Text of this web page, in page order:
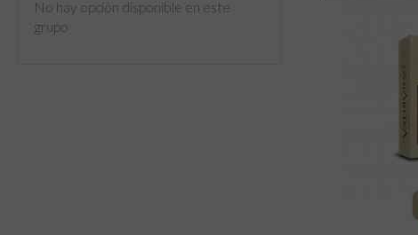
No hay opción disponible en este
grupo